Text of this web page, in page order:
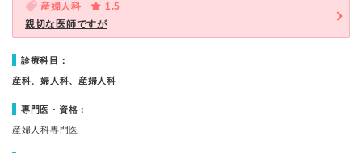
産婦人科
1.5
親切な医師ですが
診療科目：
産科、婦人科、産婦人科
専門医・資格：
産婦人科専門医